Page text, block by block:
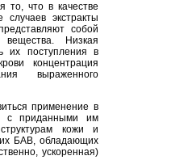
то, что в качестве
экстракты
собой
Низкая
их поступления в
концентрация
выраженного
применение в
с приданными им
кожи и
БАВ, обладающих
ускоренная)